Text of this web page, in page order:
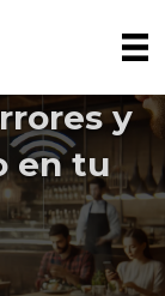
y
en tu